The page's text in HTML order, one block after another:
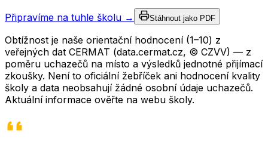
Připravíme na tuhle školu → Stáhnout jako PDF
Obtížnost je naše orientační hodnocení (1–10) z
veřejných dat CERMAT (data.cermat.cz, © CZVV) — z
poměru uchazečů na místo a výsledků jednotné přijímací
zkoušky. Není to oficiální žebříček ani hodnocení kvality
školy a data neobsahují žádné osobní údaje uchazečů.
Aktuální informace ověřte na webu školy.